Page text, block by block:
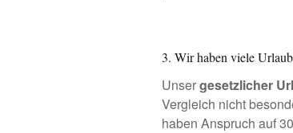
3. Wir haben viele
Unsergesetzlicher
Vergleich nicht
haben Anspruch auf